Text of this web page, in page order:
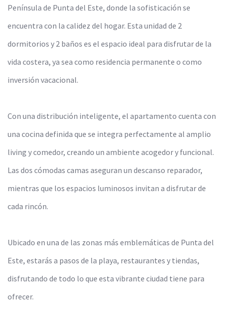
Península de Punta del Este, donde la sofisticación se
encuentra con la calidez del hogar. Esta unidad de 2
dormitorios y 2 baños es el espacio ideal para disfrutar de la
vida costera, ya sea como residencia permanente o como
inversión vacacional.
Con una distribución inteligente, el apartamento cuenta con
una cocina definida que se integra perfectamente al amplio
living y comedor, creando un ambiente acogedor y funcional.
Las dos cómodas camas aseguran un descanso reparador,
mientras que los espacios luminosos invitan a disfrutar de
cada rincón.
Ubicado en una de las zonas más emblemáticas de Punta del
Este, estarás a pasos de la playa, restaurantes y tiendas,
disfrutando de todo lo que esta vibrante ciudad tiene para
ofrecer.